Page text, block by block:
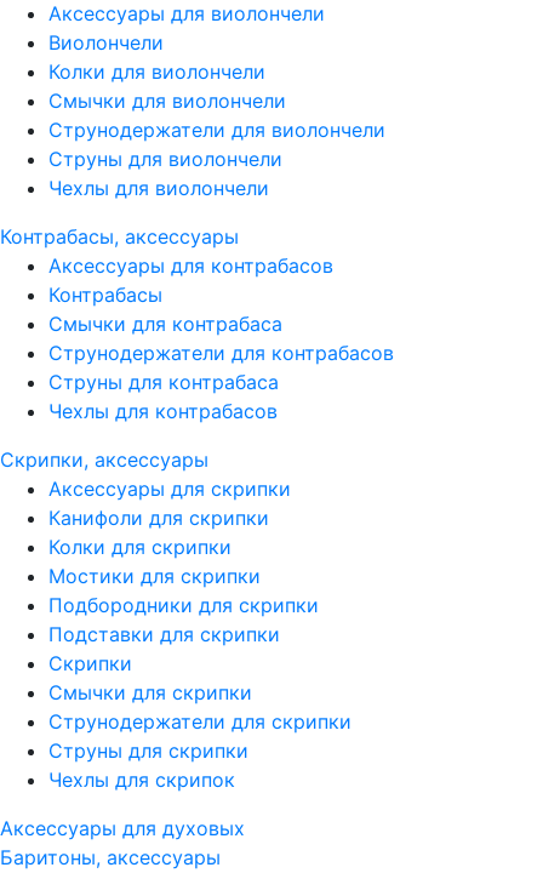
Аксессуары для виолончели
Виолончели
Колки для виолончели
Смычки для виолончели
Струнодержатели для виолончели
Струны для виолончели
Чехлы для виолончели
Контрабасы, аксессуары
Аксессуары для контрабасов
Контрабасы
Смычки для контрабаса
Струнодержатели для контрабасов
Струны для контрабаса
Чехлы для контрабасов
Скрипки, аксессуары
Аксессуары для скрипки
Канифоли для скрипки
Колки для скрипки
Мостики для скрипки
Подбородники для скрипки
Подставки для скрипки
Скрипки
Смычки для скрипки
Струнодержатели для скрипки
Струны для скрипки
Чехлы для скрипок
Аксессуары для духовых
Баритоны, аксессуары